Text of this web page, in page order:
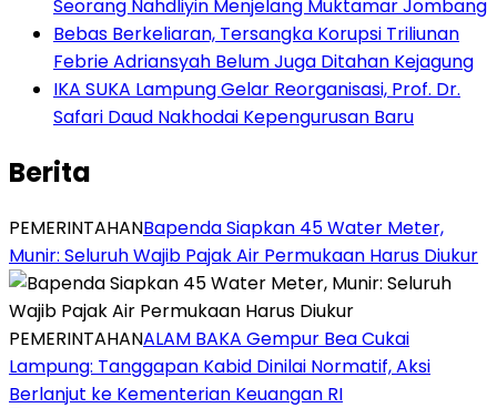
Seorang Nahdliyin Menjelang Muktamar Jombang
Bebas Berkeliaran, Tersangka Korupsi Triliunan
Febrie Adriansyah Belum Juga Ditahan Kejagung
IKA SUKA Lampung Gelar Reorganisasi, Prof. Dr.
Safari Daud Nakhodai Kepengurusan Baru
Berita
PEMERINTAHAN‎Bapenda Siapkan 45 Water Meter,
Munir: Seluruh Wajib Pajak Air Permukaan Harus Diukur
PEMERINTAHANALAM BAKA Gempur Bea Cukai
Lampung: Tanggapan Kabid Dinilai Normatif, Aksi
Berlanjut ke Kementerian Keuangan RI